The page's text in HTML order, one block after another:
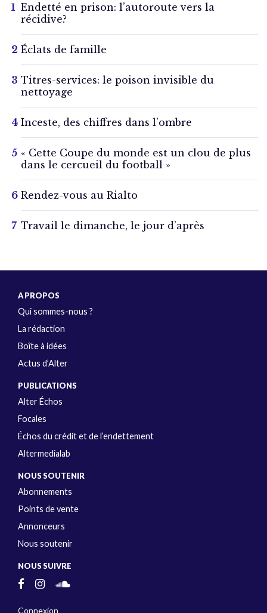
Endetté en prison: l’autoroute vers la
récidive?
Éclats de famille
Titres-services: le poison invisible du
nettoyage
Inceste, des chiffres dans l’ombre
« Cette Coupe du monde est un clou de plus
dans le cercueil du football »
Rendez-vous au Rialto
Travail le dimanche, le jour d’après
A PROPOS
Qui sommes-nous ?
La rédaction
Boîte à idées
Actus d’Alter
PUBLICATIONS
Alter Échos
Focales
Échos du crédit et de l’endettement
Altermedialab
NOUS SOUTENIR
Abonnements
Points de vente
Annonceurs
Nous soutenir
NOUS SUIVRE
Connexion